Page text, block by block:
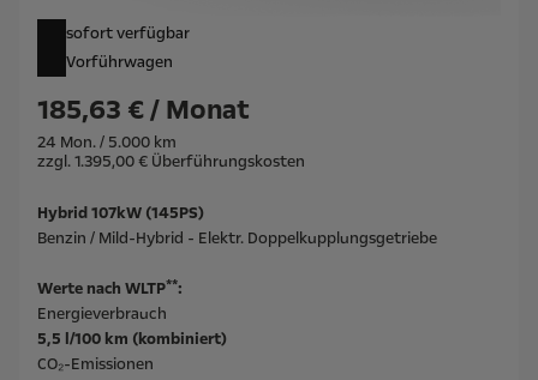
sofort verfügbar
Vorführwagen
185,63 € / Monat
24 Mon. / 5.000 km
zzgl. 1.395,00 € Überführungskosten
Hybrid 107kW (145PS)
Benzin / Mild-Hybrid - Elektr. Doppelkupplungsgetriebe
Werte nach WLTP**:
Energieverbrauch
5,5 l/100 km (kombiniert)
CO₂-Emissionen